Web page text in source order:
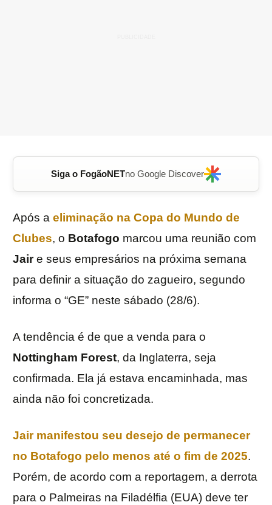
Siga o FogãoNETno Google Discover
Após a eliminação na Copa do Mundo de
Clubes, o Botafogo marcou uma reunião com
Jaire seus empresários na próxima semana
para definir a situação do zagueiro, segundo
informa o “GE” neste sábado (28/6).
A tendência é de que a venda para o
Nottingham Forest, da Inglaterra, seja
confirmada. Ela já estava encaminhada, mas
ainda não foi concretizada.
Jair manifestou seu desejo de permanecer
no Botafogo pelo menos até o fim de 2025.
Porém, de acordo com a reportagem, a derrota
para o Palmeiras na Filadélfia (EUA) deve ter